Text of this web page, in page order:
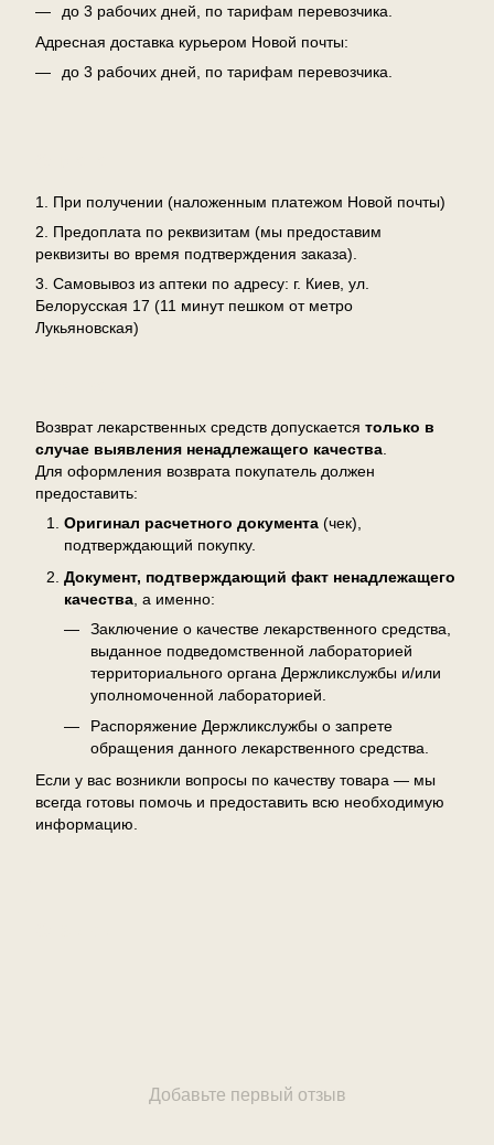
до 3 рабочих дней, по тарифам перевозчика.
Адресная доставка курьером Новой почты:
до 3 рабочих дней, по тарифам перевозчика.
1. При получении (наложенным платежом Новой почты)
2. Предоплата по реквизитам (мы предоставим
реквизиты во время подтверждения заказа).
3. Самовывоз из аптеки по адресу: г. Киев, ул.
Белорусская 17 (11 минут пешком от метро
Лукьяновская)
Возврат лекарственных средств допускается только в
случае выявления ненадлежащего качества.
Для оформления возврата покупатель должен
предоставить:
Оригинал расчетного документа (чек),
подтверждающий покупку.
Документ, подтверждающий факт ненадлежащего
качества , а именно:
Заключение о качестве лекарственного средства,
выданное подведомственной лабораторией
территориального органа Держликслужбы и/или
уполномоченной лабораторией.
Распоряжение Держликслужбы о запрете
обращения данного лекарственного средства.
Если у вас возникли вопросы по качеству товара — мы
всегда готовы помочь и предоставить всю необходимую
информацию.
Добавьте первый отзыв